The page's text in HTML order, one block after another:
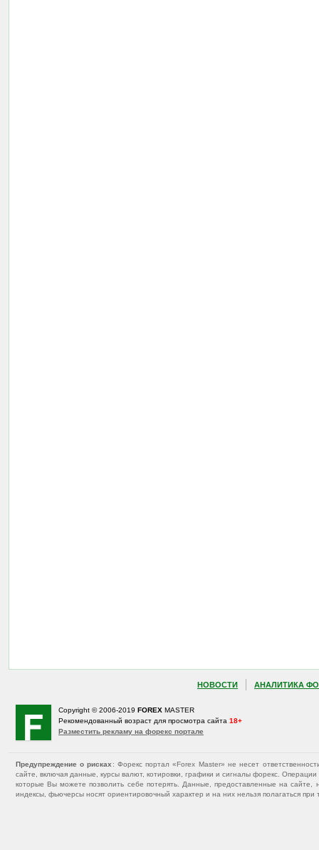
НОВОСТИ АНАЛИТИКА
Copyright © 2006-2019 FOREX MASTER
Рекомендованный возраст для просмотра сайта 18+
Разместить рекламу на форекс портале
Предупреждение о рисках : Форекс портал «Forex Master» не несет
сайте, включая данные, курсы валют, котировки, графики и сигналы форекс.
которые Вы можете позволить себе потерять. Данные, предоставленные на
индексы, фьючерсы носят ориентировочный характер и на них нельзя полагаться при